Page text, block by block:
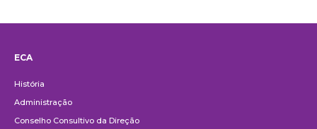
ECA
História
Administração
Conselho Consultivo da Direção